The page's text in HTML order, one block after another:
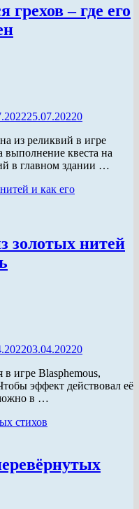
– где его
25.07.20220
из реликвий в игре
выполнение квеста на
в главном здании …
золотых нитей
03.04.20220
игре Blasphemous,
эффект действовал её
в …